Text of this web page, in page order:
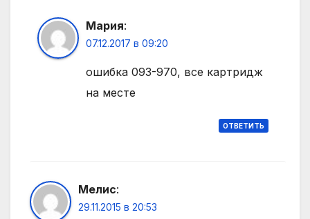
Мария:
07.12.2017 в 09:20
ошибка 093-970, все картридж
на месте
ОТВЕТИТЬ
Мелис:
29.11.2015 в 20:53